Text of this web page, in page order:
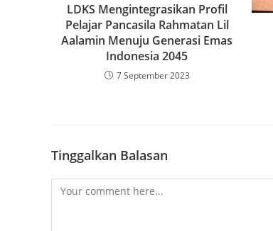
LDKS Mengintegrasikan Profil
Pelajar Pancasila Rahmatan Lil
Aalamin Menuju Generasi Emas
Indonesia 2045
7 September 2023
Tinggalkan Balasan